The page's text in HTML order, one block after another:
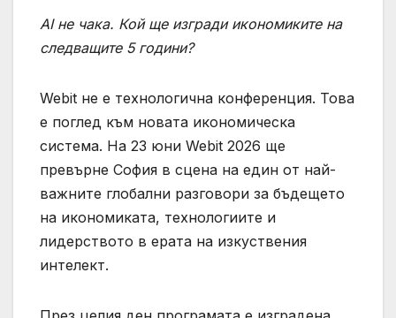
AI не чака. Кой ще изгради икономиките на
следващите 5 години?
Webit не е технологична конференция. Това
е поглед към новата икономическа
система. На 23 юни Webit 2026 ще
превърне София в сцена на един от най-
важните глобални разговори за бъдещето
на икономиката, технологиите и
лидерството в ерата на изкуствения
интелект.